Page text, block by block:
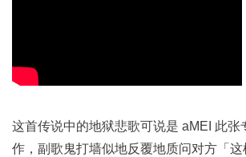
这首传说中的地狱悲歌可说是 aMEI 此张
作，副歌鬼打墙似地反覆地质问对方「